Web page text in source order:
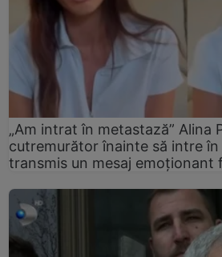
„Am intrat în metastază” Alina
cutremurător înainte să intre în
transmis un mesaj emoționant